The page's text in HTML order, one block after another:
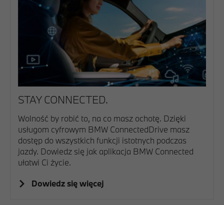
STAY CONNECTED.
Wolność by robić to, na co masz ochotę. Dzięki
usługom cyfrowym BMW ConnectedDrive masz
dostęp do wszystkich funkcji istotnych podczas
jazdy. Dowiedz się jak aplikacja BMW Connected
ułatwi Ci życie.
Dowiedz się więcej